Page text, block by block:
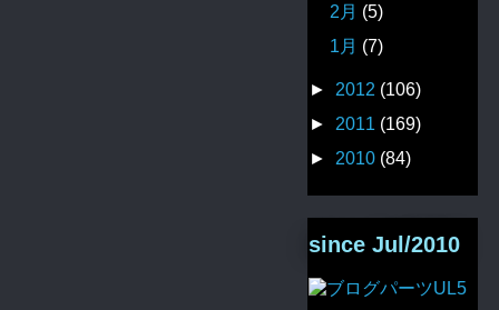
2月 (5)
1月 (7)
► 2012 (106)
► 2011 (169)
► 2010 (84)
since Jul/2010